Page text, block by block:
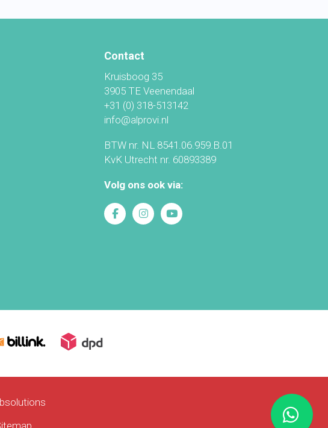
Contact
Kruisboog 35
3905 TE Veenendaal
+31 (0) 318-513142
info@alprovi.nl
BTW nr. NL 8541.06.959.B.01
KvK Utrecht nr. 60893389
Volg ons ook via: